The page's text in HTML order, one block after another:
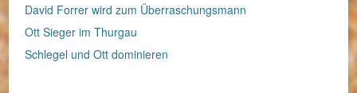
David Forrer wird zum Überraschungsmann
Ott Sieger im Thurgau
Schlegel und Ott dominieren